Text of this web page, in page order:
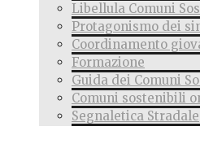
Libellula Comuni
Protagonismo dei
Coordinamento
Formazione
Guida dei Comuni
Comuni sostenibili
Segnaletica Stradale